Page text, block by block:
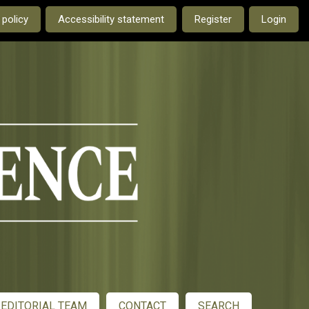
current language is:Accessibility statement Register Login
EDITORIAL TEAM CONTACT SEARCH